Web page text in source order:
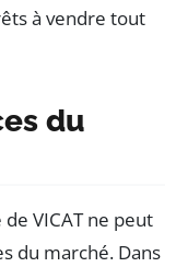
à vendre tout
du
VICAT ne peut
du marché. Dans